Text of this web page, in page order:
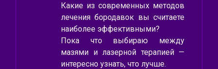
Какие из современных методов
лечения бородавок вы считаете
наиболее эффективными?
Пока что выбираю между
мазями и лазерной терапией —
интересно узнать, что лучше.